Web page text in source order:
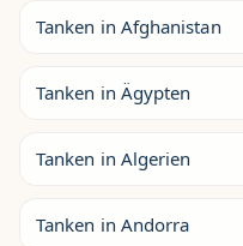
Tanken in Afghanistan
Tanken in Ägypten
Tanken in Algerien
Tanken in Andorra